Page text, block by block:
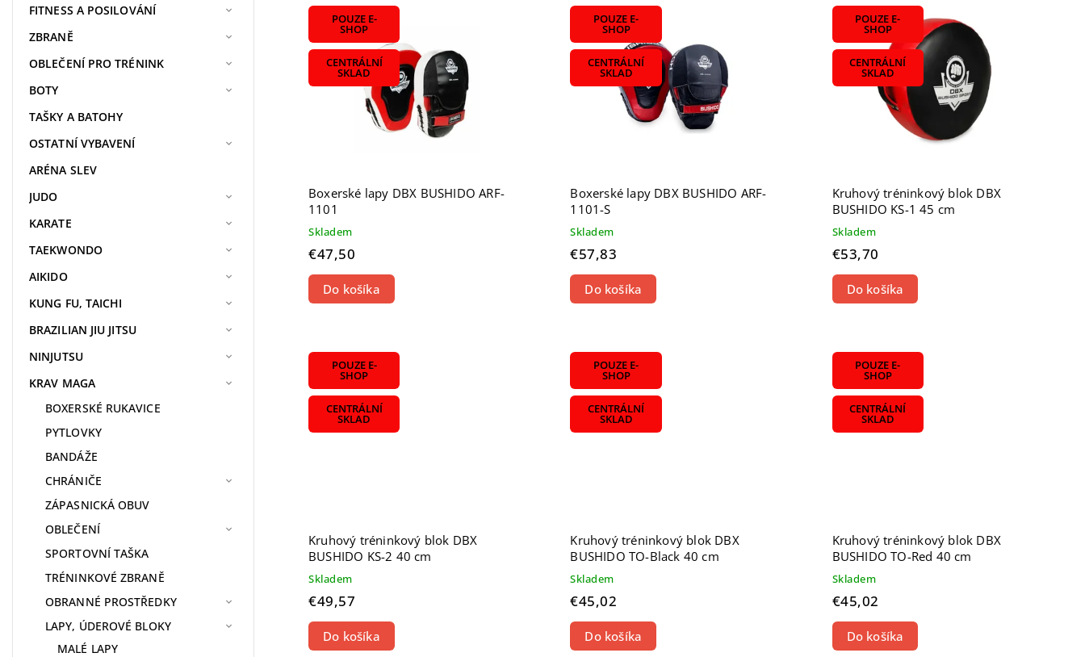
FITNESS A POSILOVÁNÍ
ZBRANĚ
OBLEČENÍ PRO TRÉNINK
BOTY
TAŠKY A BATOHY
OSTATNÍ VYBAVENÍ
ARÉNA SLEV
JUDO
KARATE
TAEKWONDO
AIKIDO
KUNG FU, TAICHI
BRAZILIAN JIU JITSU
NINJUTSU
KRAV MAGA
BOXERSKÉ RUKAVICE
PYTLOVKY
BANDÁŽE
CHRÁNIČE
ZÁPASNICKÁ OBUV
OBLEČENÍ
SPORTOVNÍ TAŠKA
TRÉNINKOVÉ ZBRANĚ
OBRANNÉ PROSTŘEDKY
LAPY, ÚDEROVÉ BLOKY
MALÉ LAPY
Najpredávanejšie
Abecedne
POUZE E-
SHOP
CENTRÁLNÍ
SKLAD
Boxerské lapy DBX BUSHIDO ARF-
1101
Skladem
€47,50
Do košíka
POUZE E-
SHOP
CENTRÁLNÍ
SKLAD
Boxerské lapy DBX BUSHIDO ARF-
1101-S
Skladem
€57,83
Do košíka
POUZE E-
SHOP
CENTRÁLNÍ
SKLAD
Kruhový tréninkový blok DBX
BUSHIDO KS-1 45 cm
Skladem
€53,70
Do košíka
POUZE E-
SHOP
CENTRÁLNÍ
SKLAD
Kruhový tréninkový blok DBX
BUSHIDO KS-2 40 cm
Skladem
€49,57
Do košíka
POUZE E-
SHOP
CENTRÁLNÍ
SKLAD
Kruhový tréninkový blok DBX
BUSHIDO TO-Black 40 cm
Skladem
€45,02
Do košíka
POUZE E-
SHOP
CENTRÁLNÍ
SKLAD
Kruhový tréninkový blok DBX
BUSHIDO TO-Red 40 cm
Skladem
€45,02
Do košíka